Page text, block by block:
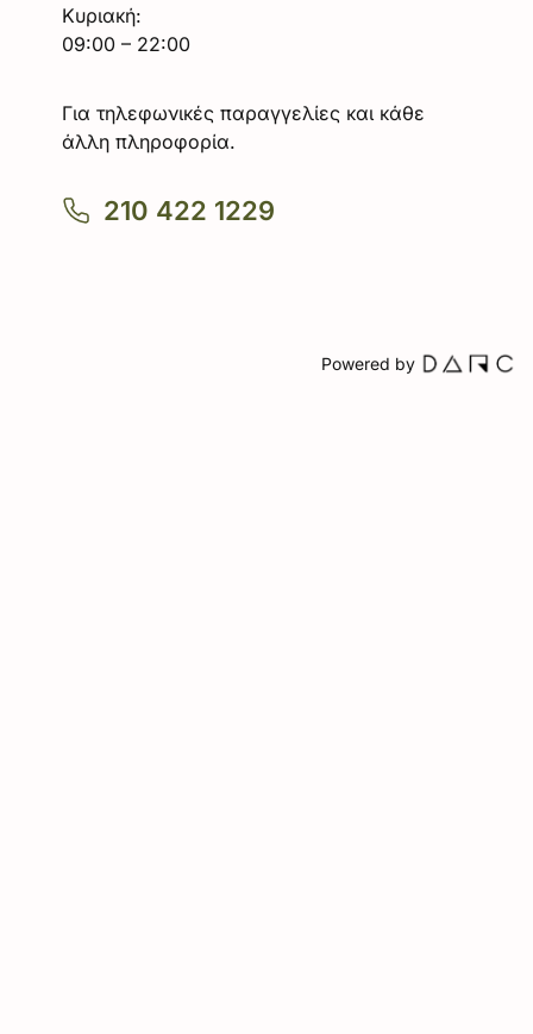
Κυριακή:
09:00 – 22:00
Για τηλεφωνικές παραγγελίες και κάθε
άλλη πληροφορία.
210 422 1229
Powered by